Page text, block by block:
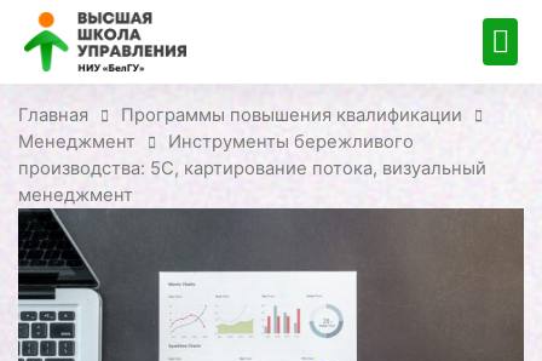
Главная
Программы повышения квалификации
Менеджмент
Инструменты бережливого
производства: 5С, картирование потока, визуальный
менеджмент